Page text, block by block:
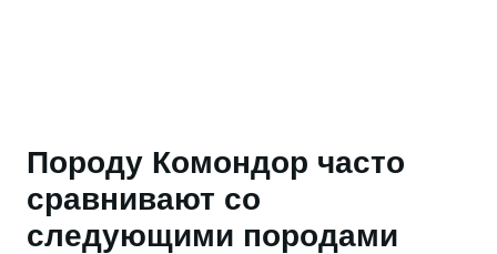
Породу Комондор часто
сравнивают со
следующими породами